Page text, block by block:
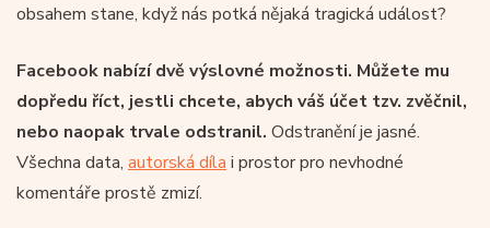
obsahem stane, když nás potká nějaká tragická událost?
Facebook nabízí dvě výslovné možnosti. Můžete mu
dopředu říct, jestli chcete, abych váš účet tzv. zvěčnil,
nebo naopak trvale odstranil. Odstranění je jasné.
Všechna data, autorská díla i prostor pro nevhodné
komentáře prostě zmizí.